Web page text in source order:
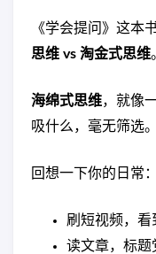
《学会提问》这本
思维 vs 淘金式思维
海绵式思维，就像
吸什么，毫无筛选。
回想一下你的日常：
刷短视频，看
读文章，标题